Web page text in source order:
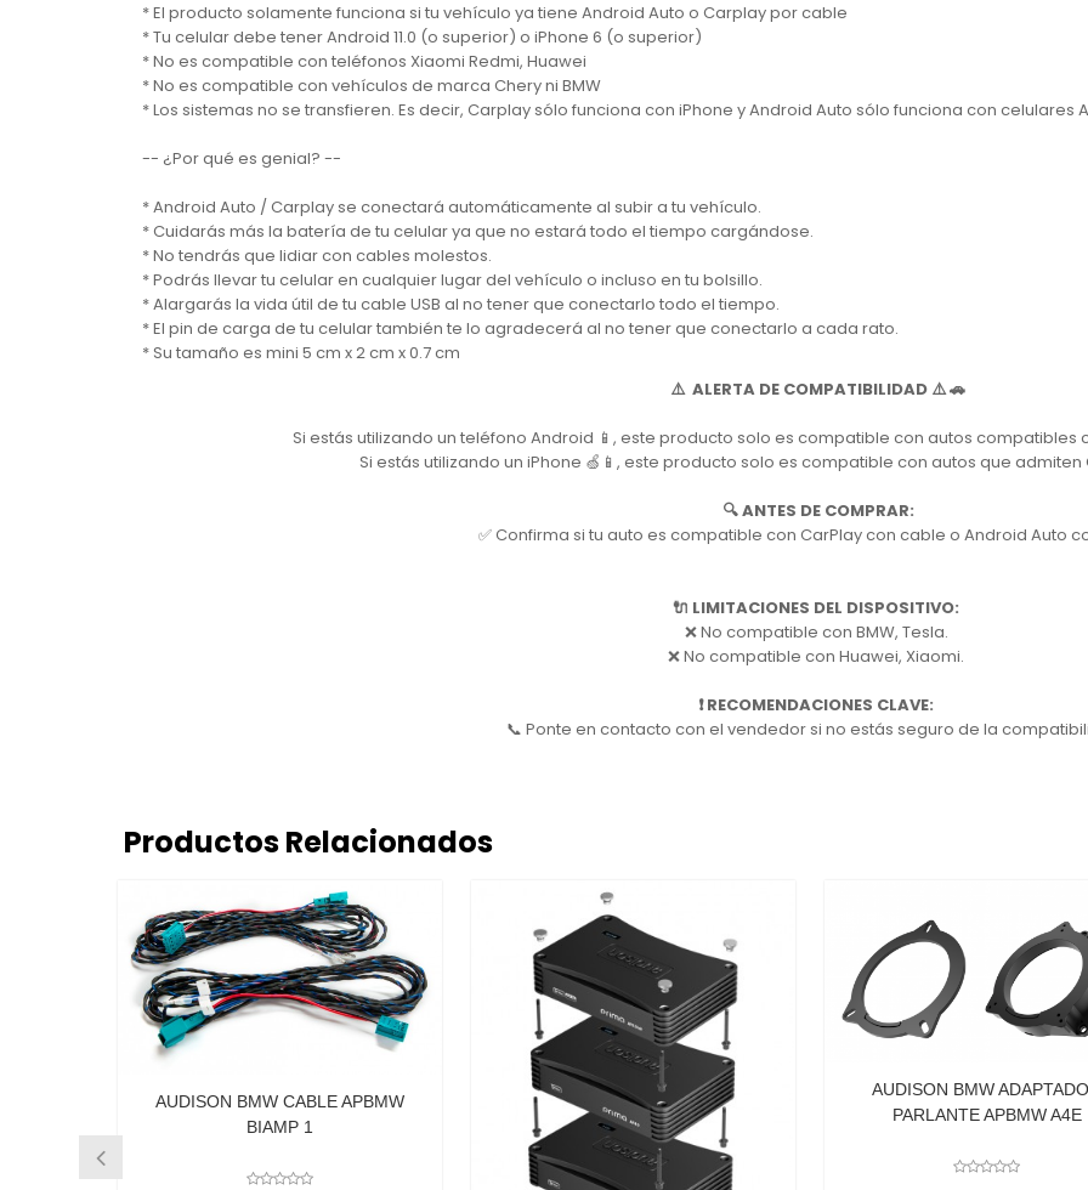
* El producto solamente funciona si tu vehículo ya tiene Android Auto o Carplay por cable
* Tu celular debe tener Android 11.0 (o superior) o iPhone 6 (o superior)
* No es compatible con teléfonos Xiaomi Redmi, Huawei
* No es compatible con vehículos de marca Chery ni BMW
* Los sistemas no se transfieren. Es decir, Carplay sólo funciona con iPhone y Android Auto sólo funciona con celulares
-- ¿Por qué es genial? --
* Android Auto / Carplay se conectará automáticamente al subir a tu vehículo.
* Cuidarás más la batería de tu celular ya que no estará todo el tiempo cargándose.
* No tendrás que lidiar con cables molestos.
* Podrás llevar tu celular en cualquier lugar del vehículo o incluso en tu bolsillo.
* Alargarás la vida útil de tu cable USB al no tener que conectarlo todo el tiempo.
* El pin de carga de tu celular también te lo agradecerá al no tener que conectarlo a cada rato.
* Su tamaño es mini 5 cm x 2 cm x 0.7 cm
⚠️ ALERTA DE COMPATIBILIDAD ⚠️ 🚗
Si estás utilizando un teléfono Android 📱, este producto solo es compatible con autos compatibles
Si estás utilizando un iPhone 🍏📱, este producto solo es compatible con autos que admiten
🔍 ANTES DE COMPRAR:
✅ Confirma si tu auto es compatible con CarPlay con cable o Android Auto
🔌 LIMITACIONES DEL DISPOSITIVO:
❌ No compatible con BMW, Tesla.
❌ No compatible con Huawei, Xiaomi.
❗ RECOMENDACIONES CLAVE:
📞 Ponte en contacto con el vendedor si no estás seguro de la
Productos Relacionados
AUDISON BMW ADAPTADOR
PARLANTE APBMW A4E
AUDISON BMW CABLE